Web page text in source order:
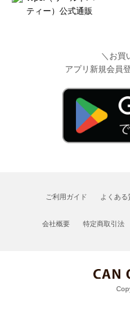
＼お買
アプリ新規会員
ご利用ガイド よくある
会社概要 特定商取引法